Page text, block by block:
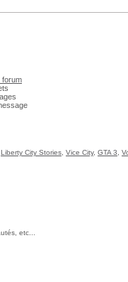
forum
Liberty City Stories Vice City, GTA 3
etc...